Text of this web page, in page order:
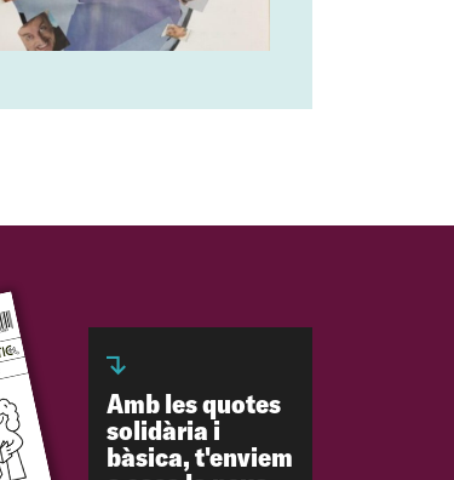
Amb les quotes
solidària i
bàsica, t'enviem